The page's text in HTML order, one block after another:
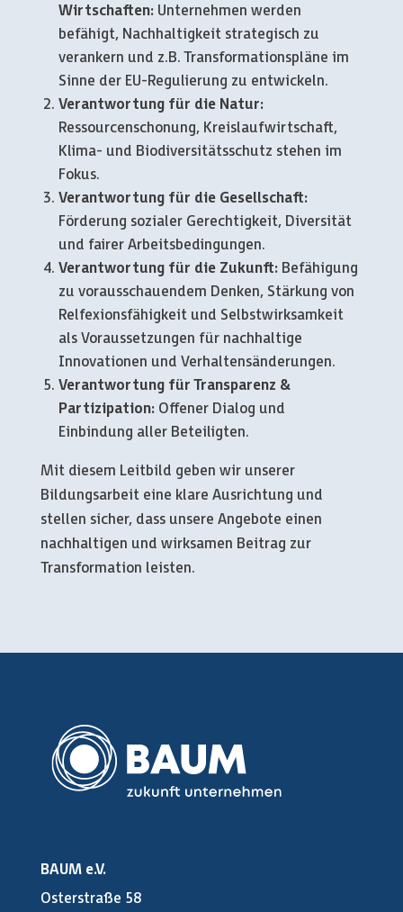
Wirtschaften:Unternehmen werden
befähigt, Nachhaltigkeit strategisch zu
verankern und z.B. Transformationspläne im
Sinne der EU-Regulierung zu entwickeln.
Verantwortung für die Natur:
Ressourcenschonung, Kreislaufwirtschaft,
Klima- und Biodiversitätsschutz stehen im
Fokus.
Verantwortung für die Gesellschaft:
Förderung sozialer Gerechtigkeit, Diversität
und fairer Arbeitsbedingungen.
Verantwortung für die Zukunft:Befähigung
zu vorausschauendem Denken, Stärkung von
Relfexionsfähigkeit und Selbstwirksamkeit
als Voraussetzungen für nachhaltige
Innovationen und Verhaltensänderungen.
Verantwortung für Transparenz &
Partizipation:Offener Dialog und
Einbindung aller Beteiligten.
Mit diesem Leitbild geben wir unserer
Bildungsarbeit eine klare Ausrichtung und
stellen sicher, dass unsere Angebote einen
nachhaltigen und wirksamen Beitrag zur
Transformation leisten.
BAUM e.V.
Osterstraße 58